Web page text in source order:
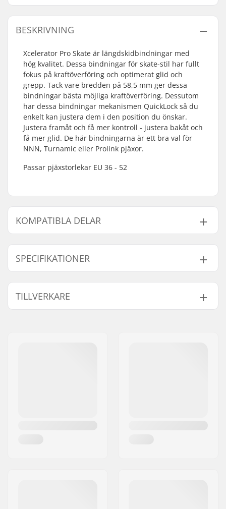
BESKRIVNING
Xcelerator Pro Skate är längdskidbindningar med
hög kvalitet. Dessa bindningar för skate-stil har fullt
fokus på kraftöverföring och optimerat glid och
grepp. Tack vare bredden på 58,5 mm ger dessa
bindningar bästa möjliga kraftöverföring. Dessutom
har dessa bindningar mekanismen QuickLock så du
enkelt kan justera dem i den position du önskar.
Justera framåt och få mer kontroll - justera bakåt och
få mer glid. De här bindningarna är ett bra val för
NNN, Turnamic eller Prolink pjäxor.
Passar pjäxstorlekar EU 36 - 52
KOMPATIBLA DELAR
Finn produkter som är kompatibla med Rottefella
Xcelerator Pro Skate Bindningar:
SPECIFIKATIONER
Skid Typ:
Skate
Kompatibla pjäxor:
Turnamic (NNN)
TILLVERKARE